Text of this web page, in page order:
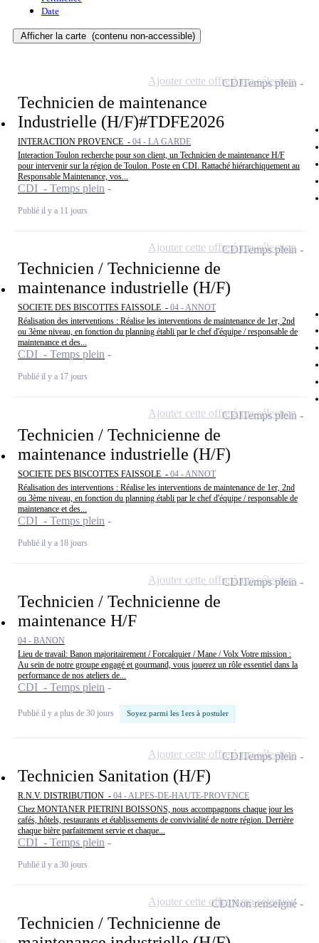
Date
Afficher la carte (contenu non-accessible)
Technicien de maintenance
Industrielle (H/F)#TDFE2026
INTERACTION PROVENCE - 04 - LA GARDE
Interaction Toulon recherche pour son client, un Technicien de maintenance H/F
pour intervenir sur la région de Toulon. Poste en CDI. Rattaché hiérarchiquement au
Responsable Maintenance, vos...
CDI - Temps plein
Publié il y a 11 jours
CDITemps plein
Ajouter cette offre à ma sélection
Technicien / Technicienne de
maintenance industrielle (H/F)
SOCIETE DES BISCOTTES FAISSOLE - 04 - ANNOT
Réalisation des interventions : Réalise les interventions de maintenance de 1er, 2nd
ou 3ème niveau, en fonction du planning établi par le chef d'équipe / responsable de
maintenance et des...
CDI - Temps plein
Publié il y a 17 jours
CDITemps plein
Ajouter cette offre à ma sélection
Technicien / Technicienne de
maintenance industrielle (H/F)
SOCIETE DES BISCOTTES FAISSOLE - 04 - ANNOT
Réalisation des interventions : Réalise les interventions de maintenance de 1er, 2nd
ou 3ème niveau, en fonction du planning établi par le chef d'équipe / responsable de
maintenance et des...
CDI - Temps plein
Publié il y a 18 jours
CDITemps plein
Ajouter cette offre à ma sélection
Technicien / Technicienne de
maintenance H/F
04 - BANON
Lieu de travail: Banon majoritairement / Forcalquier / Mane / Volx Votre mission :
Au sein de notre groupe engagé et gourmand, vous jouerez un rôle essentiel dans la
performance de nos ateliers de...
CDI - Temps plein
Publié il y a plus de 30 jours Soyez parmi les 1ers à postuler
CDITemps plein
Ajouter cette offre à ma sélection
Technicien Sanitation (H/F)
R.N.V. DISTRIBUTION - 04 - ALPES-DE-HAUTE-PROVENCE
Chez MONTANER PIETRINI BOISSONS, nous accompagnons chaque jour les
cafés, hôtels, restaurants et établissements de convivialité de notre région. Derrière
chaque bière parfaitement servie et chaque...
CDI - Temps plein
Publié il y a 30 jours
CDITemps plein
Ajouter cette offre à ma sélection
Technicien / Technicienne de
CDINon renseigné
Ajouter cette offre à ma sélection